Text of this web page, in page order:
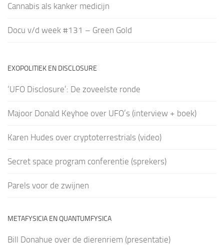
Cannabis als kanker medicijn
Docu v/d week #131 – Green Gold
EXOPOLITIEK EN DISCLOSURE
‘UFO Disclosure’: De zoveelste ronde
Majoor Donald Keyhoe over UFO’s (interview + boek)
Karen Hudes over cryptoterrestrials (video)
Secret space program conferentie (sprekers)
Parels voor de zwijnen
METAFYSICIA EN QUANTUMFYSICA
Bill Donahue over de dierenriem (presentatie)